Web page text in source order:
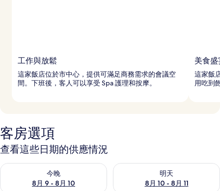
工作與放鬆
這家飯店位於市中心，提供可滿足商務需求的會議空
間。下班後，客人可以享受 Spa 護理和按摩。
美食盛
這家飯
用吃到
客房選項
查看這些日期的供應情況
今晚
8月 9 - 8月 10
查看今晚 (8月 9 - 8月 10) 的供應情況
明天
8月 10 - 8月 11
查看明天 (8月 10 - 8月 11) 的